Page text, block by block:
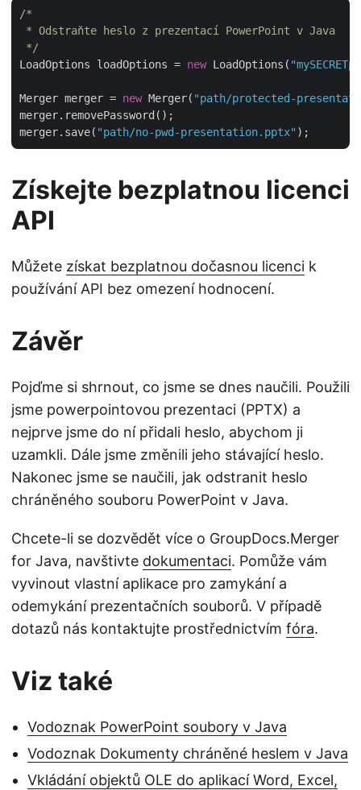
/*
* Odstraňte heslo z prezentací PowerPoint v Java
*/
LoadOptions loadOptions = new LoadOptions(
Merger merger = new Merger( "path/protected-
merger.removePassword();
merger.save( "path/no-pwd-presentation.pptx"
Získejte bezplatnou licenci
API
Můžete získat bezplatnou dočasnou licenci k
používání API bez omezení hodnocení.
Závěr
Pojďme si shrnout, co jsme se dnes naučili. Použili
jsme powerpointovou prezentaci (PPTX) a
nejprve jsme do ní přidali heslo, abychom ji
uzamkli. Dále jsme změnili jeho stávající heslo.
Nakonec jsme se naučili, jak odstranit heslo
chráněného souboru PowerPoint v Java.
Chcete-li se dozvědět více o GroupDocs.Merger
for Java, navštivte dokumentaci. Pomůže vám
vyvinout vlastní aplikace pro zamykání a
odemykání prezentačních souborů. V případě
dotazů nás kontaktujte prostřednictvím fóra.
Viz také
Vodoznak PowerPoint soubory v Java
Vodoznak Dokumenty chráněné heslem v Java
Vkládání objektů OLE do aplikací Word, Excel,